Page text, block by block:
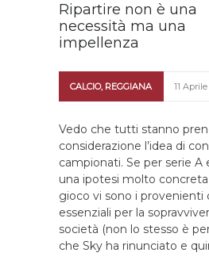
Ripartire non è una
necessità ma una
impellenza
CALCIO, REGGIANA 11
Vedo che tutti stanno
considerazione l’idea di
campionati. Se per serie A
una ipotesi molto
gioco vi sono i provenienti
essenziali per la
società (non lo stesso è
che Sky ha rinunciato e